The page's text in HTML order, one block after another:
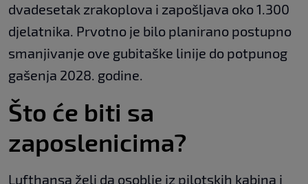
dvadesetak zrakoplova i zapošljava oko 1.300
djelatnika. Prvotno je bilo planirano postupno
smanjivanje ove gubitaške linije do potpunog
gašenja 2028. godine.
Što će biti sa
zaposlenicima?
Lufthansa želi da osoblje iz pilotskih kabina i